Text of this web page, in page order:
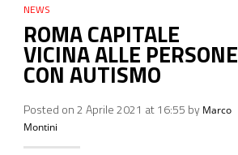
NEWS
ROMA CAPITALE
VICINA ALLE PERSONE
CON AUTISMO
Posted on 2 Aprile 2021 at 16:55 by Marco
Montini